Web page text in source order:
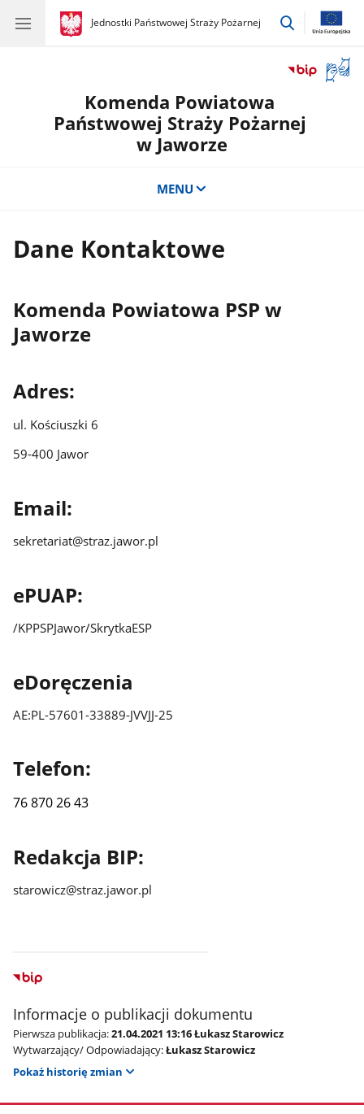
gov.pl
Jednostki Państwowej Straży Pożarnej
gov.pl
Jednostki
przejdź
okno
Komenda Powiatowa
Państwowej Straży Pożarnej
w Jaworze
MENU
Dane Kontaktowe
Komenda Powiatowa PSP w
Jaworze
Adres:
ul. Kościuszki 6
59-400 Jawor
Email:
sekretariat@straz.jawor.pl
ePUAP:
/KPPSPJawor/SkrytkaESP
eDoręczenia
AE:PL-57601-33889-JVVJJ-25
Telefon:
76 870 26 43
Redakcja BIP:
starowicz@straz.jawor.pl
Informacje o publikacji dokumentu
Pierwsza publikacja:21.04.2021 13:16 Łukasz Starowicz
Wytwarzający/ Odpowiadający:Łukasz Starowicz
Pokaż historię zmian